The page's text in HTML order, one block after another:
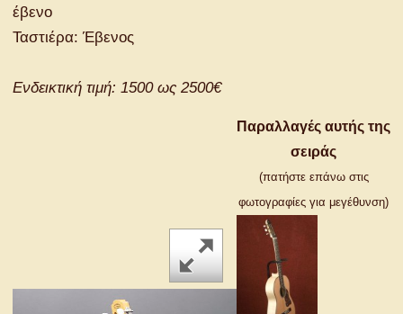
έβενο
Ταστιέρα: Έβενος
Ενδεικτική τιμή: 1500 ως 2500€
Παραλλαγές αυτής της
σειράς
(πατήστε επάνω στις
φωτογραφίες για μεγέθυνση)